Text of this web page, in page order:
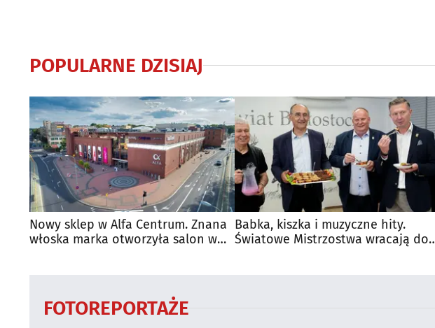
POPULARNE DZISIAJ
Nowy sklep w Alfa Centrum. Znana
włoska marka otworzyła salon w
Babka, kiszka i muzyczne hity.
Światowe Mistrzostwa wracają do
FOTOREPORTAŻE